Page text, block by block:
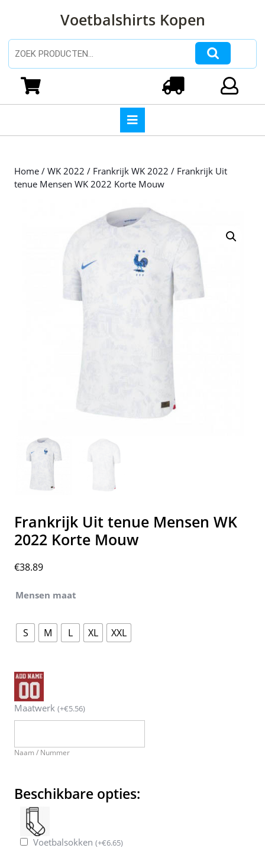
inhoud
Voetbalshirts Kopen
Zoeken naar:
Home / WK 2022 / Frankrijk WK 2022 / Frankrijk Uit
tenue Mensen WK 2022 Korte Mouw
Frankrijk Uit tenue Mensen WK
2022 Korte Mouw
€38.89
Mensen maat
S M L XL XXL
Maatwerk (+€5.56)
Naam / Nummer
Beschikbare opties:
Voetbalsokken (+€6.65)